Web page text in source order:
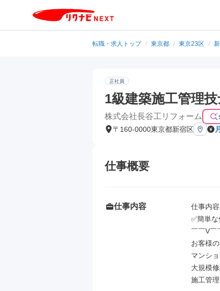
転職・求人トップ / 東京都 / 東京23区 /
正社員
1級建築施工管理
株式会社長谷工リフォーム
〒160-0000東京都新宿区
仕事概要
仕事内容
仕事内容
✅簡単
￣￣V￣
お客様
マンシ
大規模
施工管